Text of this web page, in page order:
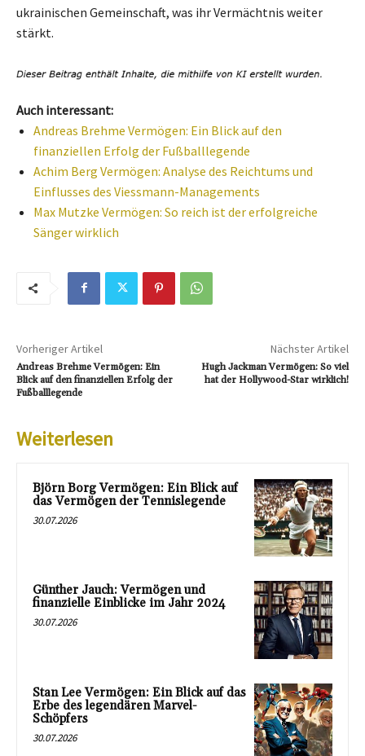
ukrainischen Gemeinschaft, was ihr Vermächtnis weiter
stärkt.
Auch interessant:
Andreas Brehme Vermögen: Ein Blick auf den
finanziellen Erfolg der Fußballlegende
Achim Berg Vermögen: Analyse des Reichtums und
Einflusses des Viessmann-Managements
Max Mutzke Vermögen: So reich ist der erfolgreiche
Sänger wirklich
Vorheriger Artikel
Andreas Brehme Vermögen: Ein
Blick auf den finanziellen Erfolg der
Fußballlegende
Nächster Artikel
Hugh Jackman Vermögen: So viel
hat der Hollywood-Star wirklich!
Weiterlesen
Björn Borg Vermögen: Ein Blick auf
das Vermögen der Tennislegende
30.07.2026
Günther Jauch: Vermögen und
finanzielle Einblicke im Jahr 2024
30.07.2026
Stan Lee Vermögen: Ein Blick auf das
Erbe des legendären Marvel-
Schöpfers
30.07.2026